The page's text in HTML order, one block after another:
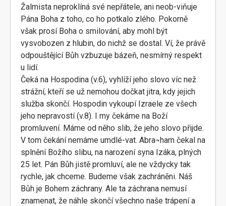
Žalmista neproklíná své nepřátele, ani neob-viňuje
Pána Boha z toho, co ho potkalo zlého. Pokorně
však prosí Boha o smilování, aby mohl být
vysvobozen z hlubin, do nichž se dostal. Ví, že právě
odpouštějící Bůh vzbuzuje bázeň, nesmírný respekt
u lidí.
Čeká na Hospodina (v.6), vyhlíží jeho slovo víc než
strážní, kteří se už nemohou dočkat jitra, kdy jejich
služba skončí. Hospodin vykoupí Izraele ze všech
jeho nepravostí (v.8). I my čekáme na Boží
promluvení. Máme od něho slib, že jeho slovo přijde.
V tom čekání nemáme umdlé-vat. Abra¬ham čekal na
splnění Božího slibu, na narození syna Izáka, plných
25 let. Pán Bůh jistě promluví, ale ne vždycky tak
rychle, jak chceme. Budeme však zachráněni. Náš
Bůh je Bohem záchrany. Ale ta záchrana nemusí
znamenat, že náhle skončí všechno naše trápení a